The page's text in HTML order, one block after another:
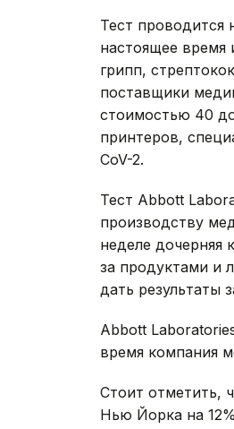
Тест проводится
настоящее время
грипп,
поставщики
стоимостью 40
принтеров,
CoV-2.
Тест Abbott
производству
неделе дочерняя
за продуктами и
дать результаты
Abbott
время компания
Стоит отметить,
Нью Йорка на